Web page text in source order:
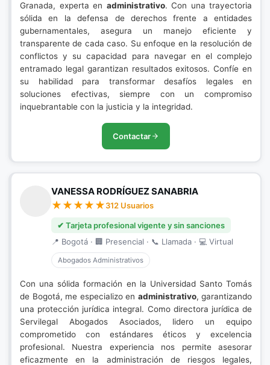
Granada, experta en administrativo. Con una trayectoria
sólida en la defensa de derechos frente a entidades
gubernamentales, asegura un manejo eficiente y
transparente de cada caso. Su enfoque en la resolución de
conflictos y su capacidad para navegar en el complejo
entramado legal garantizan resultados exitosos. Confíe en
su habilidad para transformar desafíos legales en
soluciones efectivas, siempre con un compromiso
inquebrantable con la justicia y la integridad.
Contactar
VANESSA RODRÍGUEZ SANABRIA
312 Usuarios
✔ Tarjeta profesional vigente y sin sanciones
📍 Bogotá · 🏢 Presencial · 📞 Llamada · 💻 Virtual
Abogados Administrativos
Con una sólida formación en la Universidad Santo Tomás
de Bogotá, me especializo en administrativo, garantizando
una protección jurídica integral. Como directora jurídica de
Servilegal Abogados Asociados, lidero un equipo
comprometido con estándares éticos y excelencia
profesional. Nuestra experiencia nos permite asesorar
eficazmente en la administración de riesgos legales,